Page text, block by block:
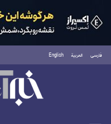
فارسی العربية English
شنبه ۱۷ مرداد ۱۴۰۵